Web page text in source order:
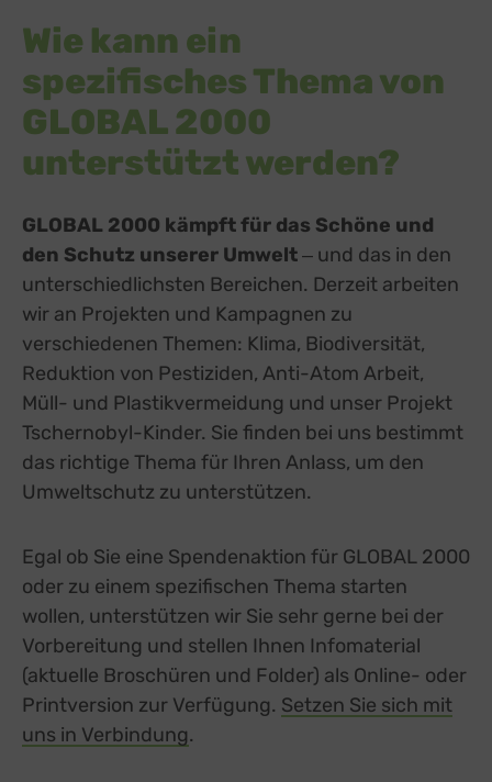
Wie kann ein
spezifisches Thema von
GLOBAL 2000
unterstützt werden?
GLOBAL 2000 kämpft für das Schöne und
den Schutz unserer Umwelt‒ und das in den
unterschiedlichsten Bereichen. Derzeit arbeiten
wir an Projekten und Kampagnen zu
verschiedenen Themen: Klima, Biodiversität,
Reduktion von Pestiziden, Anti-Atom Arbeit,
Müll- und Plastikvermeidung und unser Projekt
Tschernobyl-Kinder. Sie finden bei uns bestimmt
das richtige Thema für Ihren Anlass, um den
Umweltschutz zu unterstützen.
Egal ob Sie eine Spendenaktion für GLOBAL 2000
oder zu einem spezifischen Thema starten
wollen, unterstützen wir Sie sehr gerne bei der
Vorbereitung und stellen Ihnen Infomaterial
(aktuelle Broschüren und Folder) als Online- oder
Printversion zur Verfügung. Setzen Sie sich mit
uns in Verbindung.